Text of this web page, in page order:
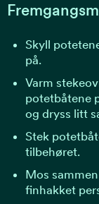
Skyll
på.
Varm
potetbåtene
og dryss litt
Stek
tilbehøret.
Mos
finhakket